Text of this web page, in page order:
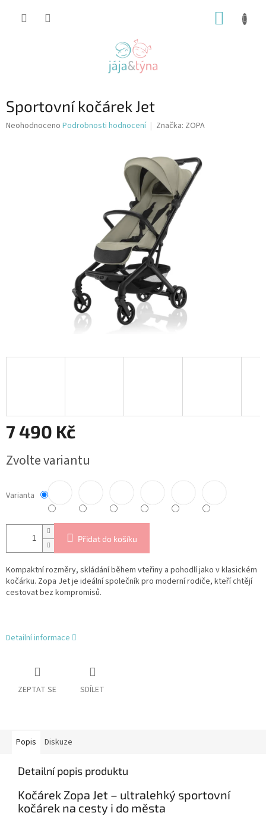
Sportovní kočárek Jet
Průměrné
Neohodnoceno Podrobnosti hodnocení Značka: ZOPA
7 490 Kč
cena:
Zvolte variantu
Varianta
Přidat do košíku
Kompaktní rozměry, skládání během vteřiny a pohodlí jako v klasickém
kočárku. Zopa Jet je ideální společník pro moderní rodiče, kteří chtějí
cestovat bez kompromisů.
Detailní informace
ZEPTAT SE SDÍLET
Popis Diskuze
Detailní popis produktu
Kočárek Zopa Jet – ultralehký sportovní
kočárek na cesty i do města